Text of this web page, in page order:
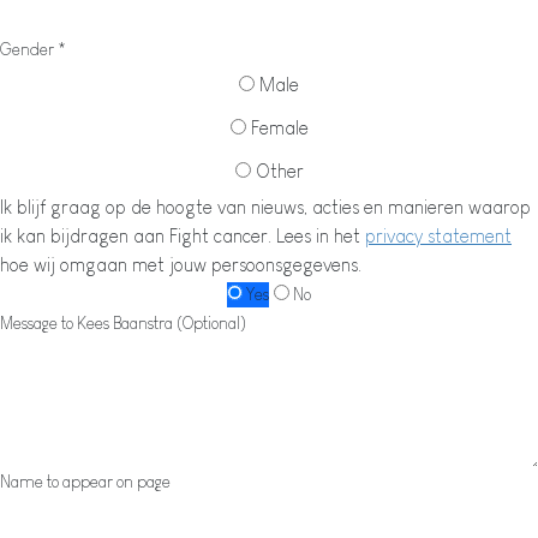
Gender *
Male
Female
Other
Ik blijf graag op de hoogte van nieuws, acties en manieren waarop
ik kan bijdragen aan Fight cancer. Lees in het privacy statement
hoe wij omgaan met jouw persoonsgegevens.
Yes
No
Message to Kees Baanstra (Optional)
Name to appear on page